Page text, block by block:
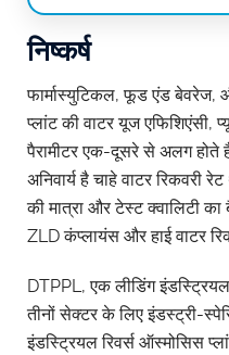
निष्कर्ष
फार्मास्युटिकल, फूड एंड बेवरेज,
प्लांट की वाटर यूज एफिशिएंसी,
पैरामीटर एक-दूसरे से अलग होते
अनिवार्य है चाहे वाटर रिकवरी
की मात्रा और टेस्ट क्वालिटी
ZLD कंप्लायंस और हाई वाटर
DTPPL, एक लीडिंग
तीनों सेक्टर के लिए इंडस्ट्री-
इंडस्ट्रियल रिवर्स ऑस्मोसिस